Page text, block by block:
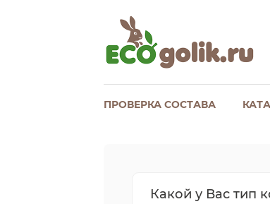
ПРОВЕРКА СОСТАВА
Какой у Вас тип